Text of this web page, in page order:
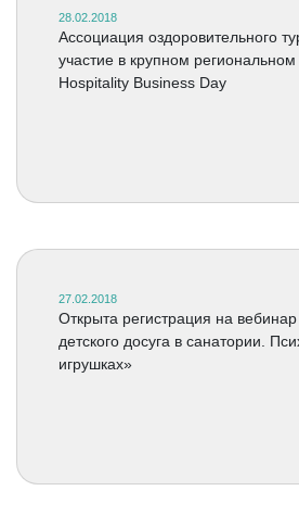
28.02.2018
Ассоциация оздоровительного
участие в крупном региональном
Hospitality Business Day
27.02.2018
Открыта регистрация на
детского досуга в санатории.
игрушках»